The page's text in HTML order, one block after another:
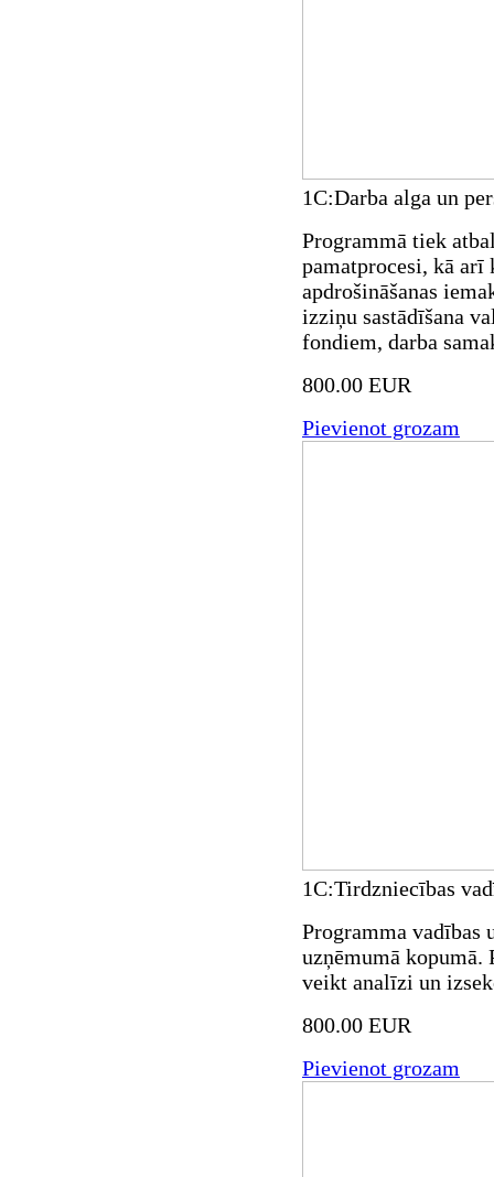
1C:Darba alga un
Programmā tiek
pamatprocesi, kā arī
apdrošināšanas
izziņu sastādīšana
fondiem, darba
800.00 EUR
Pievienot grozam
1C:Tirdzniecības
Programma vadības
uzņēmumā kopumā.
veikt analīzi un
800.00 EUR
Pievienot grozam